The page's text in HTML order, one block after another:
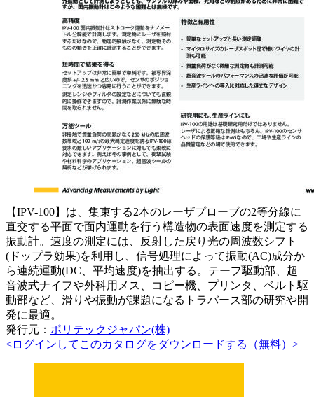
【IPV-100】は、集束する2本のレーザプローブの2等分線に
直交する平面で面内運動を行う構造物の表面速度を測定する
振動計。速度の測定には、反射した戻り光の周波数シフト
(ドップラ効果)を利用し、信号処理によって振動(AC)成分か
ら連続運動(DC、平均速度)を抽出する。テープ駆動部、超
音波式ナイフや外科用メス、コピー機、プリンタ、ベルト駆
動部など、滑りや振動が課題になるトラバース部の研究や開
発に最適。
発行元： ポリテックジャパン(株)
<ログインしてこのカタログをダウンロードする（無料）>